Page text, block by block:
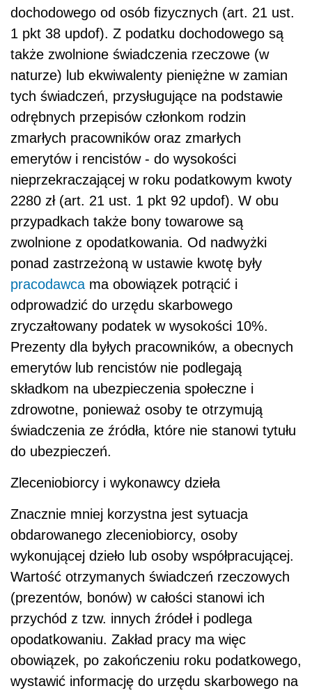
dochodowego od osób fizycznych (art. 21 ust.
1 pkt 38 updof). Z podatku dochodowego są
także zwolnione świadczenia rzeczowe (w
naturze) lub ekwiwalenty pieniężne w zamian
tych świadczeń, przysługujące na podstawie
odrębnych przepisów członkom rodzin
zmarłych pracowników oraz zmarłych
emerytów i rencistów - do wysokości
nieprzekraczającej w roku podatkowym kwoty
2280 zł (art. 21 ust. 1 pkt 92 updof). W obu
przypadkach także bony towarowe są
zwolnione z opodatkowania. Od nadwyżki
ponad zastrzeżoną w ustawie kwotę były
pracodawca ma obowiązek potrącić i
odprowadzić do urzędu skarbowego
zryczałtowany podatek w wysokości 10%.
Prezenty dla byłych pracowników, a obecnych
emerytów lub rencistów nie podlegają
składkom na ubezpieczenia społeczne i
zdrowotne, ponieważ osoby te otrzymują
świadczenia ze źródła, które nie stanowi tytułu
do ubezpieczeń.
Zleceniobiorcy i wykonawcy dzieła
Znacznie mniej korzystna jest sytuacja
obdarowanego zleceniobiorcy, osoby
wykonującej dzieło lub osoby współpracującej.
Wartość otrzymanych świadczeń rzeczowych
(prezentów, bonów) w całości stanowi ich
przychód z tzw. innych źródeł i podlega
opodatkowaniu. Zakład pracy ma więc
obowiązek, po zakończeniu roku podatkowego,
wystawić informację do urzędu skarbowego na